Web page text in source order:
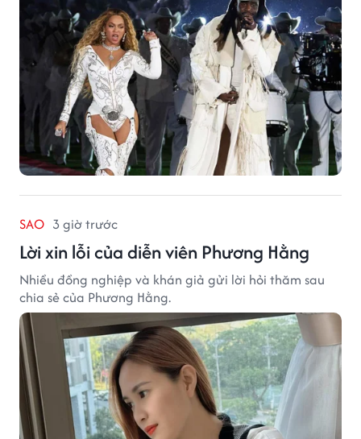
SAO 3 giờ trước
Lời xin lỗi của diễn viên Phương Hằng
Nhiều đồng nghiệp và khán giả gửi lời hỏi thăm sau
chia sẻ của Phương Hằng.